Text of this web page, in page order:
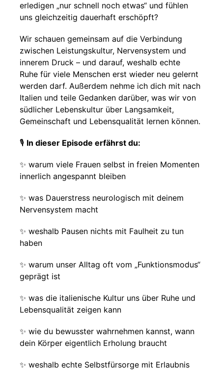
erledigen „nur schnell noch etwas“ und fühlen
uns gleichzeitig dauerhaft erschöpft?
Wir schauen gemeinsam auf die Verbindung
zwischen Leistungskultur, Nervensystem und
innerem Druck – und darauf, weshalb echte
Ruhe für viele Menschen erst wieder neu gelernt
werden darf. Außerdem nehme ich dich mit nach
Italien und teile Gedanken darüber, was wir von
südlicher Lebenskultur über Langsamkeit,
Gemeinschaft und Lebensqualität lernen können.
🎙 In dieser Episode erfährst du:
✨ warum viele Frauen selbst in freien Momenten
innerlich angespannt bleiben
✨ was Dauerstress neurologisch mit deinem
Nervensystem macht
✨ weshalb Pausen nichts mit Faulheit zu tun
haben
✨ warum unser Alltag oft vom „Funktionsmodus“
geprägt ist
✨ was die italienische Kultur uns über Ruhe und
Lebensqualität zeigen kann
✨ wie du bewusster wahrnehmen kannst, wann
dein Körper eigentlich Erholung braucht
✨ weshalb echte Selbstfürsorge mit Erlaubnis